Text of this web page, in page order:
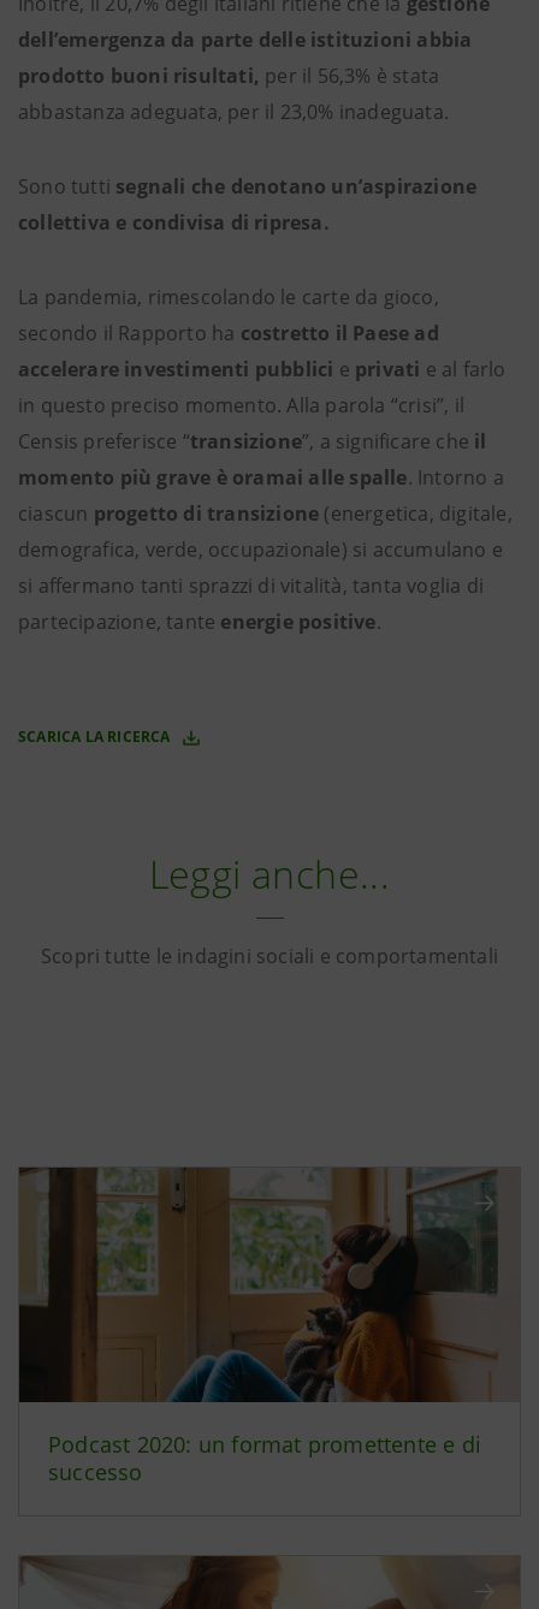
dell’emergenza da parte delle istituzioni abbia
prodotto buoni risultati, per il 56,3% è stata
abbastanza adeguata, per il 23,0% inadeguata.
Sono tutti segnali che denotano un’aspirazione
collettiva e condivisa di ripresa.
La pandemia, rimescolando le carte da gioco,
secondo il Rapporto ha costretto il Paese ad
accelerare investimenti pubblici e privati e al farlo
in questo preciso momento. Alla parola “crisi”, il
Censis preferisce “transizione”, a significare che il
momento più grave è oramai alle spalle. Intorno a
ciascun progetto di transizione (energetica, digitale,
demografica, verde, occupazionale) si accumulano e
si affermano tanti sprazzi di vitalità, tanta voglia di
partecipazione, tante energie positive.
SCARICA LA RICERCA
Leggi anche...
Scopri tutte le indagini sociali e comportamentali
Podcast 2020: un format promettente e di
successo